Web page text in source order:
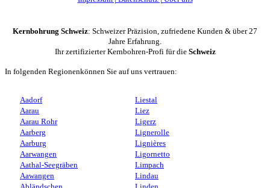
Kernbohrung Schweiz: Schweizer Präzision, zufriedene Kunden & über 27
Jahre Erfahrung.
Ihr zertifizierter Kernbohren-Profi für die Schweiz
In folgenden Regionenkönnen Sie auf uns vertrauen:
Aadorf
Aarau
Aarau Rohr
Aarberg
Aarburg
Aarwangen
Aathal-Seegräben
Aawangen
Liestal
Liez
Ligerz
Lignerolle
Lignières
Ligornetto
Limpach
Lindau